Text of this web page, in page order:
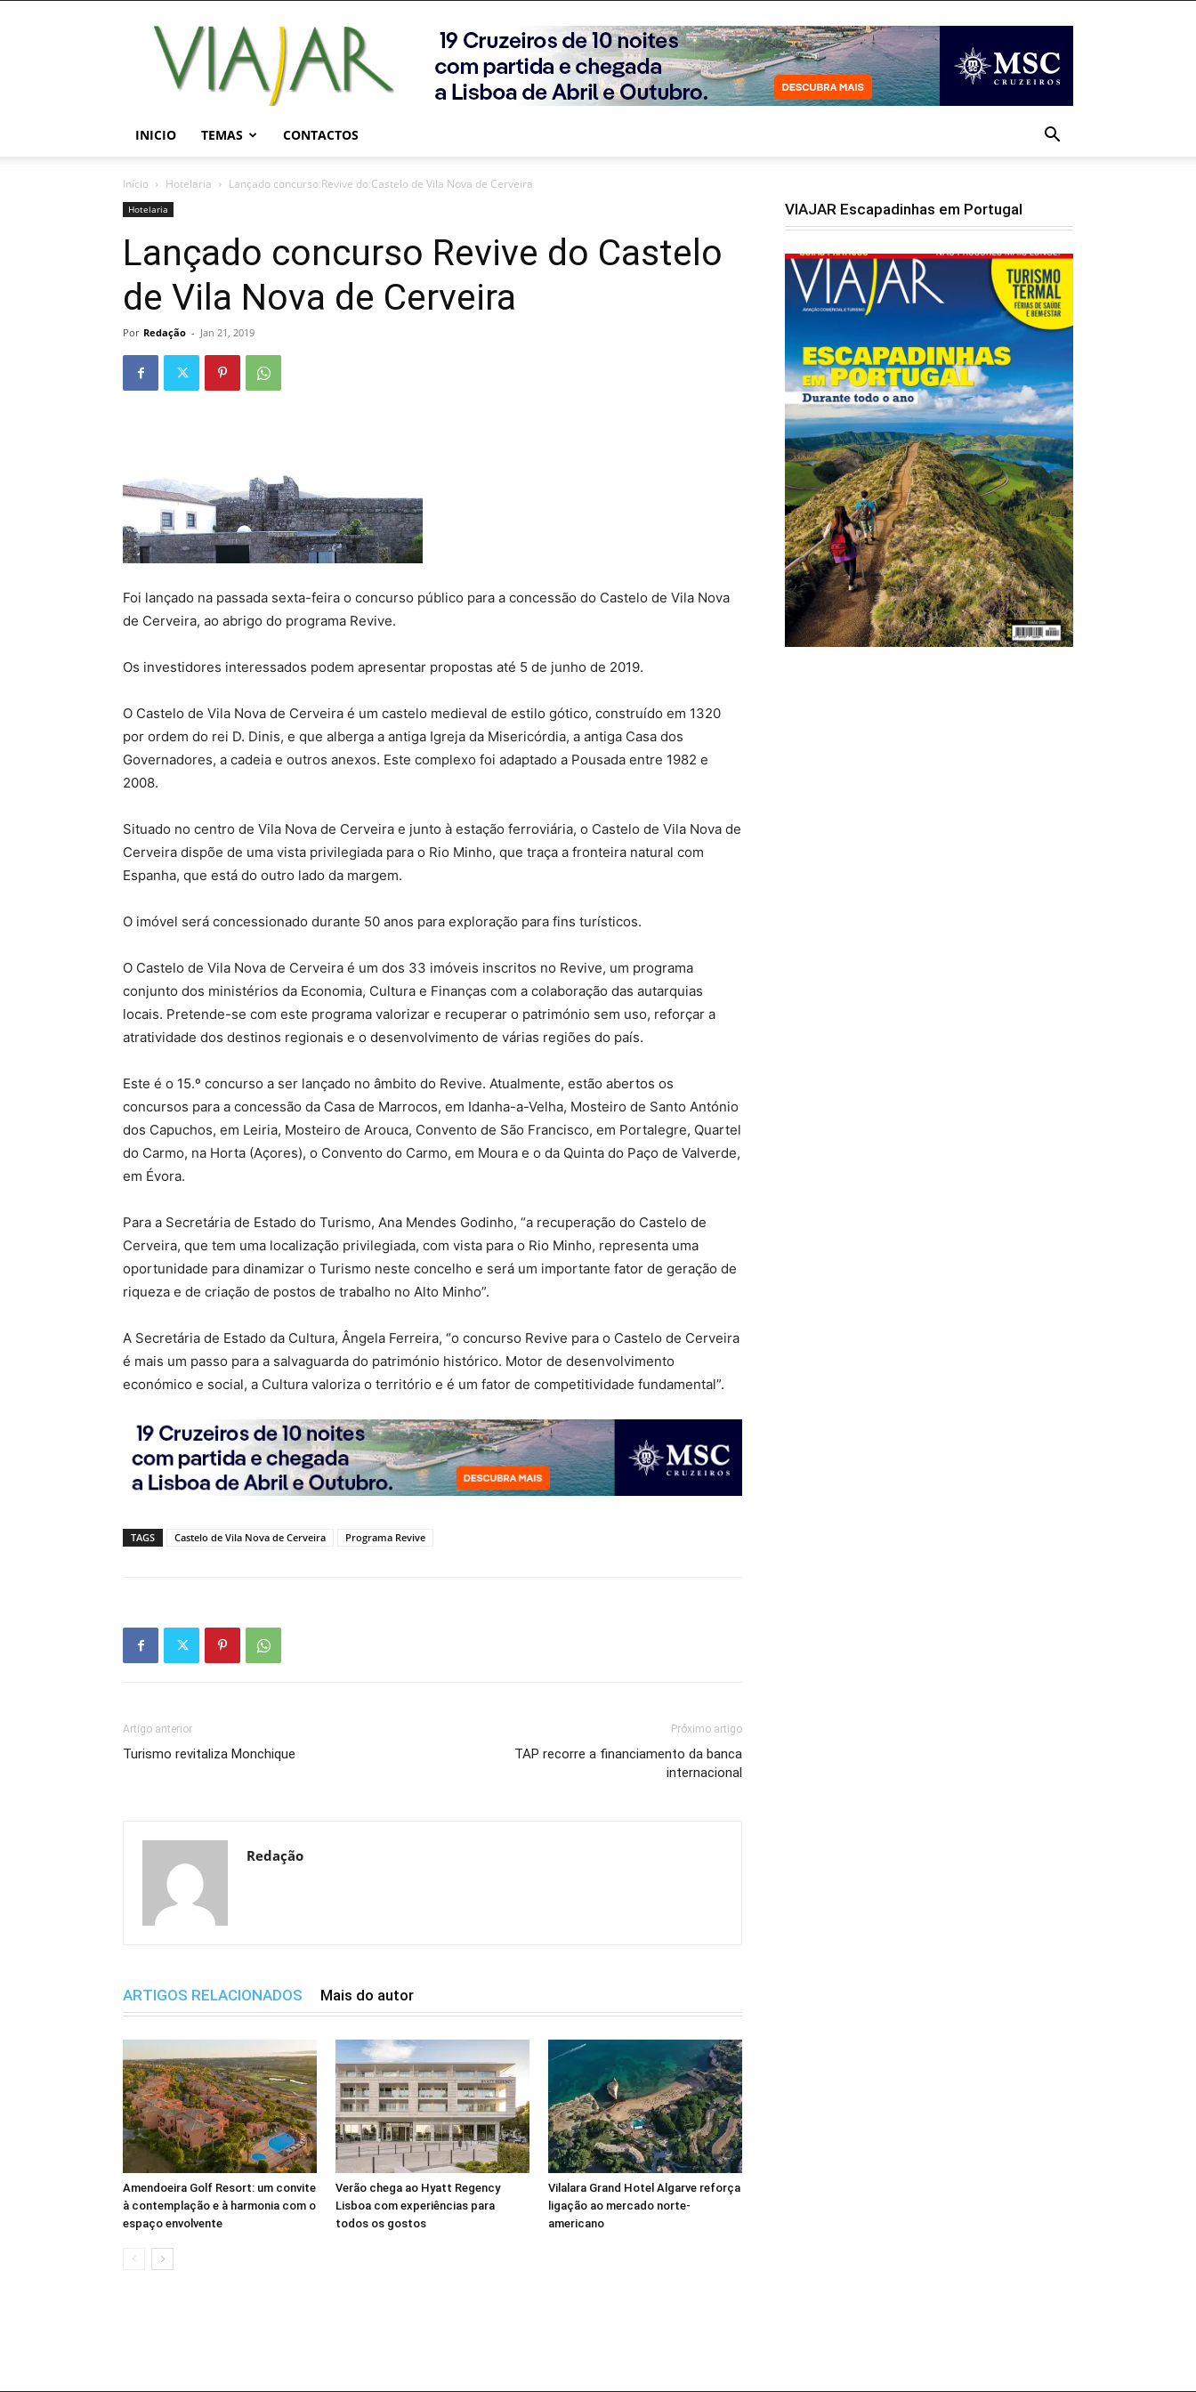
Viajar
Magazine
Online
INICIO TEMAS CONTACTOS
Início Hotelaria Lançado concurso Revive do Castelo de Vila Nova de Cerveira
Hotelaria
Lançado concurso Revive do Castelo
de Vila Nova de Cerveira
Por Redação - Jan 21, 2019
Foi lançado na passada sexta-feira o concurso público para a concessão do Castelo de Vila Nova
de Cerveira, ao abrigo do programa Revive.
Os investidores interessados podem apresentar propostas até 5 de junho de 2019.
O Castelo de Vila Nova de Cerveira é um castelo medieval de estilo gótico, construído em 1320
por ordem do rei D. Dinis, e que alberga a antiga Igreja da Misericórdia, a antiga Casa dos
Governadores, a cadeia e outros anexos. Este complexo foi adaptado a Pousada entre 1982 e
2008.
Situado no centro de Vila Nova de Cerveira e junto à estação ferroviária, o Castelo de Vila Nova de
Cerveira dispõe de uma vista privilegiada para o Rio Minho, que traça a fronteira natural com
Espanha, que está do outro lado da margem.
O imóvel será concessionado durante 50 anos para exploração para fins turísticos.
O Castelo de Vila Nova de Cerveira é um dos 33 imóveis inscritos no Revive, um programa
conjunto dos ministérios da Economia, Cultura e Finanças com a colaboração das autarquias
locais. Pretende-se com este programa valorizar e recuperar o património sem uso, reforçar a
atratividade dos destinos regionais e o desenvolvimento de várias regiões do país.
Este é o 15.º concurso a ser lançado no âmbito do Revive. Atualmente, estão abertos os
concursos para a concessão da Casa de Marrocos, em Idanha-a-Velha, Mosteiro de Santo António
dos Capuchos, em Leiria, Mosteiro de Arouca, Convento de São Francisco, em Portalegre, Quartel
do Carmo, na Horta (Açores), o Convento do Carmo, em Moura e o da Quinta do Paço de Valverde,
em Évora.
Para a Secretária de Estado do Turismo, Ana Mendes Godinho, “a recuperação do Castelo de
Cerveira, que tem uma localização privilegiada, com vista para o Rio Minho, representa uma
oportunidade para dinamizar o Turismo neste concelho e será um importante fator de geração de
riqueza e de criação de postos de trabalho no Alto Minho”.
A Secretária de Estado da Cultura, Ângela Ferreira, “o concurso Revive para o Castelo de Cerveira
é mais um passo para a salvaguarda do património histórico. Motor de desenvolvimento
económico e social, a Cultura valoriza o território e é um fator de competitividade fundamental”.
TAGS Castelo de Vila Nova de Cerveira Programa Revive
Artigo anterior
Turismo revitaliza Monchique
Próximo artigo
TAP recorre a financiamento da banca
internacional
Redação
ARTIGOS RELACIONADOS Mais do autor
Amendoeira Golf Resort: um convite
à contemplação e à harmonia com o
espaço envolvente
Verão chega ao Hyatt Regency
Lisboa com experiências para
todos os gostos
Vilalara Grand Hotel Algarve reforça
ligação ao mercado norte-
americano
VIAJAR Escapadinhas em Portugal